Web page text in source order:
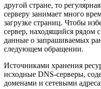
другой стране, то
серверу занимает много
загрузке страниц. Чтобы
сервер, находящийся рядом
данные о запрашиваемых
следующем обращении.
Источниками хранения
исходные DNS-серверы,
доменами и сетевыми